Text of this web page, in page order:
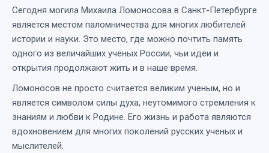
Сегодня могила Михаила Ломоносова в Санкт-Петербурге
является местом паломничества для многих любителей
истории и науки. Это место, где можно почтить память
одного из величайших ученых России, чьи идеи и
открытия продолжают жить и в наше время.
Ломоносов не просто считается великим ученым, но и
является символом силы духа, неутомимого стремления к
знаниям и любви к Родине. Его жизнь и работа являются
вдохновением для многих поколений русских ученых и
мыслителей.